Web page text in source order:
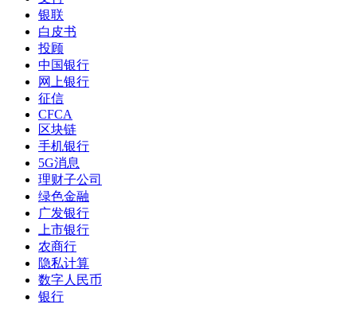
银联
白皮书
投顾
中国银行
网上银行
征信
CFCA
区块链
手机银行
5G消息
理财子公司
绿色金融
广发银行
上市银行
农商行
隐私计算
数字人民币
银行